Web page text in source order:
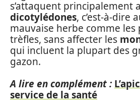
s’attaquent principalement
dicotylédones, c’est-à-dire
mauvaise herbe comme les
trèfles, sans affecter les
qui incluent la plupart des
gazon.
A lire en complément :
service de la santé